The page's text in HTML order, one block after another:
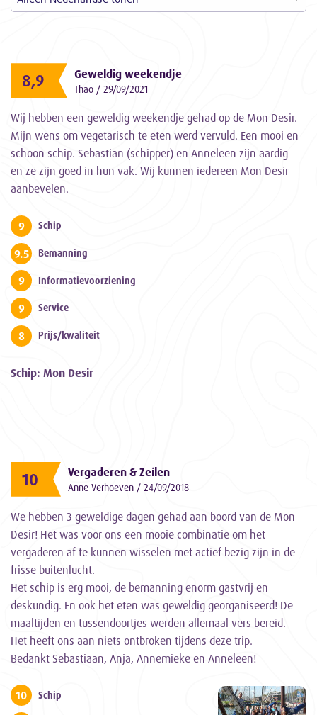
8,9 Geweldig weekendje
Thao / 29/09/2021
Wij hebben een geweldig weekendje gehad op de Mon Desir.
Mijn wens om vegetarisch te eten werd vervuld. Een mooi en
schoon schip. Sebastian (schipper) en Anneleen zijn aardig
en ze zijn goed in hun vak. Wij kunnen iedereen Mon Desir
aanbevelen.
9 Schip
9.5 Bemanning
9 Informatievoorziening
9 Service
8 Prijs/kwaliteit
Schip: Mon Desir
10 Vergaderen & Zeilen
Anne Verhoeven / 24/09/2018
We hebben 3 geweldige dagen gehad aan boord van de Mon
Desir! Het was voor ons een mooie combinatie om het
vergaderen af te kunnen wisselen met actief bezig zijn in de
frisse buitenlucht.
Het schip is erg mooi, de bemanning enorm gastvrij en
deskundig. En ook het eten was geweldig georganiseerd! De
maaltijden en tussendoortjes werden allemaal vers bereid.
Het heeft ons aan niets ontbroken tijdens deze trip.
Bedankt Sebastiaan, Anja, Annemieke en Anneleen!
10 Schip